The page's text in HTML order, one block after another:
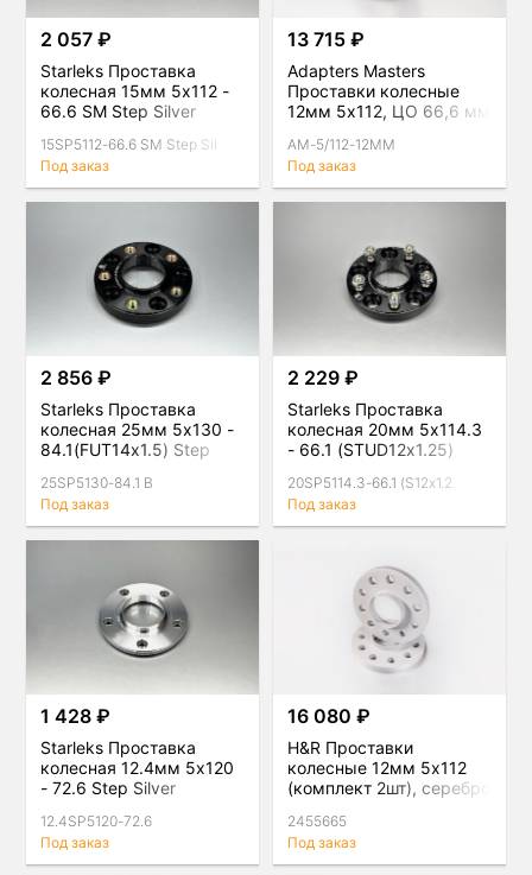
2 057 ₽
Starleks Проставка
колесная 15мм 5x112 -
66.6 SM Step Silver
15SP5112-66.6 SM Step Sil
Под заказ
13 715 ₽
Adapters Masters
Проставки колесные
12мм 5х112, ЦО 66,6 мм
AM-5/112-12MM
Под заказ
2 856 ₽
Starleks Проставка
колесная 25мм 5x130 -
84.1(FUT14x1.5) Step
25SP5130-84.1 B
Под заказ
2 229 ₽
Starleks Проставка
колесная 20мм 5x114.3
- 66.1 (STUD12x1.25)
20SP5114.3-66.1 (S12x1.2
Под заказ
1 428 ₽
Starleks Проставка
колесная 12.4мм 5x120
- 72.6 Step Silver
12.4SP5120-72.6
Под заказ
16 080 ₽
H&R Проставки
колесные 12мм 5х112
(комплект 2шт), серебро
2455665
Под заказ